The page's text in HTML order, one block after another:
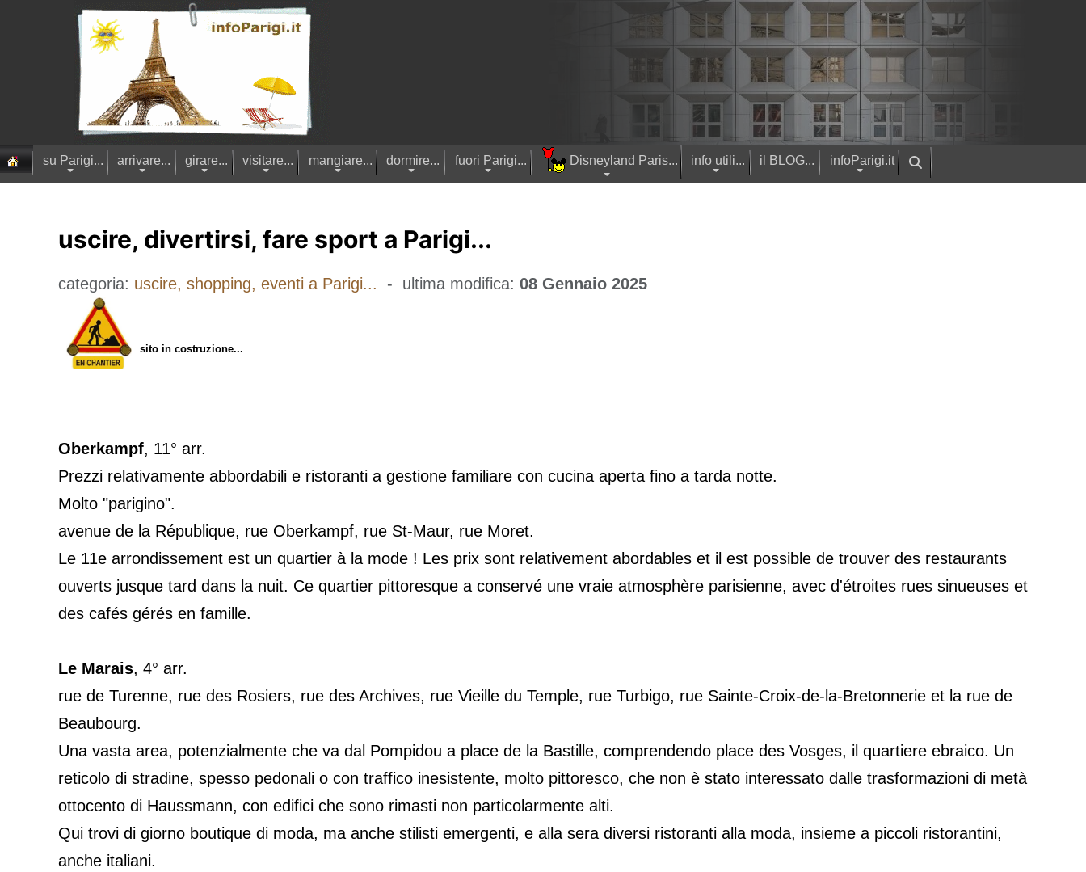
su Parigi... arrivare... girare... visitare... mangiare... dormire... fuori Parigi... Disneyland Paris... info utili... il BLOG... infoParigi.it
uscire, divertirsi, fare sport a Parigi...
categoria: uscire, shopping, eventi a Parigi... - ultima modifica: 08 Gennaio 2025
sito in costruzione...
Oberkampf, 11° arr.
Prezzi relativamente abbordabili e ristoranti a gestione familiare con cucina aperta fino a tarda notte.
Molto "parigino".
avenue de la République, rue Oberkampf, rue St-Maur, rue Moret.
Le 11e arrondissement est un quartier à la mode ! Les prix sont relativement abordables et il est possible de trouver des restaurants
ouverts jusque tard dans la nuit. Ce quartier pittoresque a conservé une vraie atmosphère parisienne, avec d'étroites rues sinueuses et
des cafés gérés en famille.
Le Marais, 4° arr.
rue de Turenne, rue des Rosiers, rue des Archives, rue Vieille du Temple, rue Turbigo, rue Sainte-Croix-de-la-Bretonnerie et la rue de
Beaubourg.
Una vasta area, potenzialmente che va dal Pompidou a place de la Bastille, comprendendo place des Vosges, il quartiere ebraico. Un
reticolo di stradine, spesso pedonali o con traffico inesistente, molto pittoresco, che non è stato interessato dalle trasformazioni di metà
ottocento di Haussmann, con edifici che sono rimasti non particolarmente alti.
Qui trovi di giorno boutique di moda, ma anche stilisti emergenti, e alla sera diversi ristoranti alla moda, insieme a piccoli ristorantini,
anche italiani.